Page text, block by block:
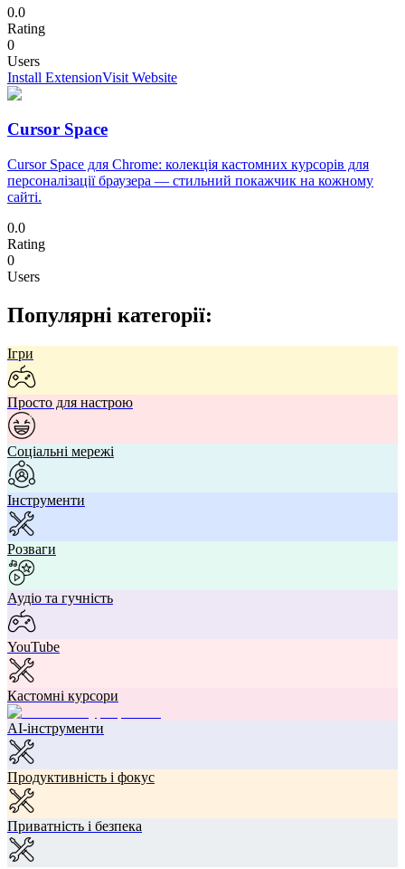
0.0
Rating
0
Users
Install ExtensionVisit Website
Cursor Space
Cursor Space для Chrome: колекція кастомних курсорів для
персоналізації браузера — стильний покажчик на кожному
сайті.
0.0
Rating
0
Users
Популярні категорії:
Ігри
Просто для настрою
Соціальні мережі
Інструменти
Розваги
Аудіо та гучність
YouTube
Кастомні курсори
AI-інструменти
Продуктивність і фокус
Приватність і безпека